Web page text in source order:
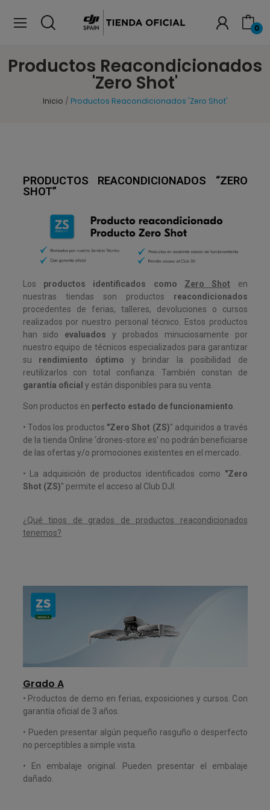
0
Productos Reacondicionados
'Zero Shot'
Inicio Productos Reacondicionados 'Zero Shot'
PRODUCTOS REACONDICIONADOS “ZERO
SHOT”
Los productos identificados como Zero Shot en
nuestras tiendas son productos reacondicionados
procedentes de ferias, talleres, devoluciones o cursos
realizados por nuestro personal técnico. Estos productos
han sido evaluados y probados minuciosamente por
nuestro equipo de técnicos especializados para garantizar
su rendimiento óptimo y brindar la posibilidad de
reutilizarlos con total confianza. También constan de
garantía oficial y están disponibles para su venta.
Son productos en perfecto estado de funcionamiento
• Todos los productos "Zero Shot (ZS)" adquiridos a través
de la tienda Online ‘drones-store.es’ no podrán beneficiarse
de las ofertas y/o promociones existentes en el mercado.
• La adquisición de productos identificados como "Zero
Shot (ZS)" permite el acceso al Club DJI.
¿Qué tipos de grados de productos reacondicionados
tenemos?
Grado A
• Productos de demo en ferias, exposiciones y cursos. Con
garantía oficial de 3 años.
• Pueden presentar algún pequeño rasguño o desperfecto
no perceptibles a simple vista.
• En embalaje original. Pueden presentar el embalaje
dañado